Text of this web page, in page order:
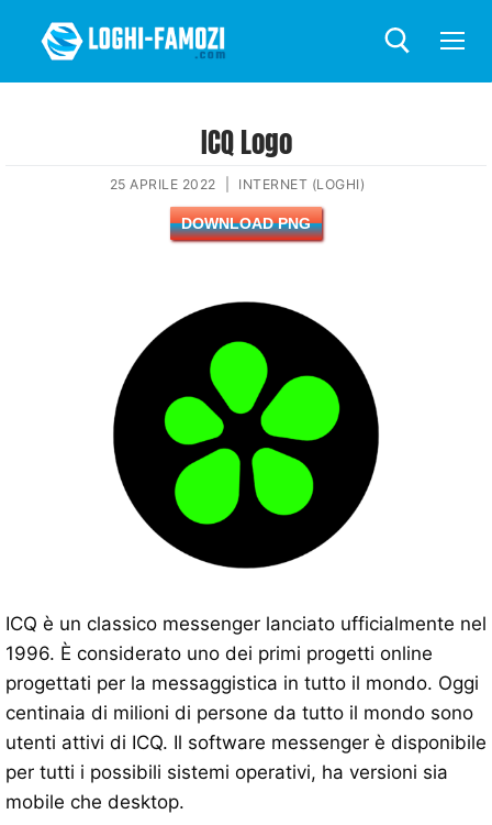
ICQ Logo
25 APRILE 2022 INTERNET (LOGHI)
DOWNLOAD PNG
ICQ è un classico messenger lanciato ufficialmente nel
1996. È considerato uno dei primi progetti online
progettati per la messaggistica in tutto il mondo. Oggi
centinaia di milioni di persone da tutto il mondo sono
utenti attivi di ICQ. Il software messenger è disponibile
per tutti i possibili sistemi operativi, ha versioni sia
mobile che desktop.